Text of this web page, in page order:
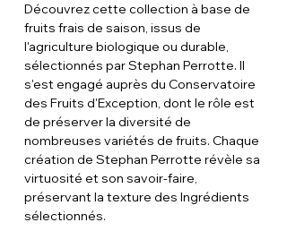
Découvrez cette collection à base de
fruits frais de saison, issus de
l'agriculture biologique ou durable,
sélectionnés par Stephan Perrotte. Il
s'est engagé auprès du Conservatoire
des Fruits d'Exception, dont le rôle est
de préserver la diversité de
nombreuses variétés de fruits. Chaque
création de Stephan Perrotte révèle sa
virtuosité et son savoir-faire,
préservant la texture des Ingrédients
sélectionnés.